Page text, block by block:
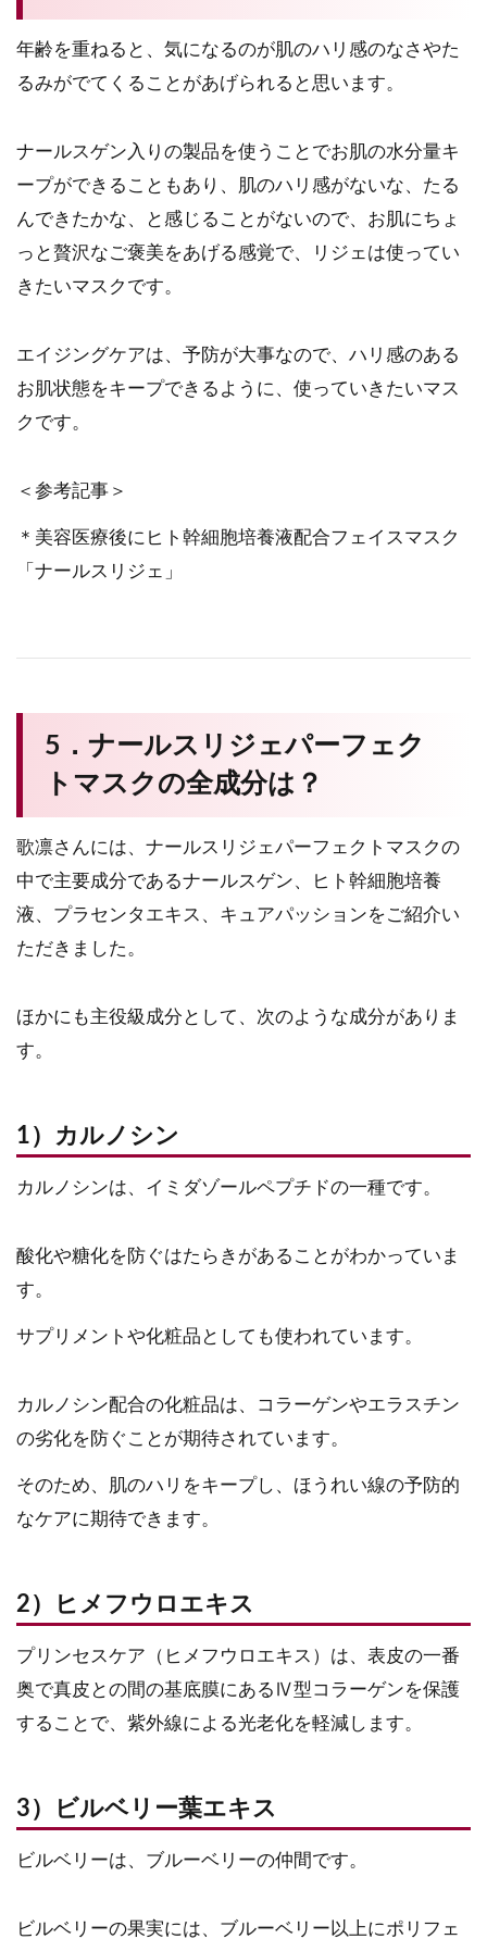
年齢を重ねると、気になるのが肌のハリ感のなさやた
るみがでてくることがあげられると思います。
ナールスゲン入りの製品を使うことでお肌の水分量キ
ープができることもあり、肌のハリ感がないな、たる
んできたかな、と感じることがないので、お肌にちょ
っと贅沢なご褒美をあげる感覚で、リジェは使ってい
きたいマスクです。
エイジングケアは、予防が大事なので、ハリ感のある
お肌状態をキープできるように、使っていきたいマス
クです。
＜参考記事＞
＊美容医療後にヒト幹細胞培養液配合フェイスマスク
「ナールスリジェ」
5．ナールスリジェパーフェク
トマスクの全成分は？
歌凛さんには、ナールスリジェパーフェクトマスクの
中で主要成分であるナールスゲン、ヒト幹細胞培養
液、プラセンタエキス、キュアパッションをご紹介い
ただきました。
ほかにも主役級成分として、次のような成分がありま
す。
1）カルノシン
カルノシンは、イミダゾールペプチドの一種です。
酸化や糖化を防ぐはたらきがあることがわかっていま
す。
サプリメントや化粧品としても使われています。
カルノシン配合の化粧品は、コラーゲンやエラスチン
の劣化を防ぐことが期待されています。
そのため、肌のハリをキープし、ほうれい線の予防的
なケアに期待できます。
2）ヒメフウロエキス
プリンセスケア（ヒメフウロエキス）は、表皮の一番
奥で真皮との間の基底膜にあるⅣ型コラーゲンを保護
することで、紫外線による光老化を軽減します。
3）ビルベリー葉エキス
ビルベリーは、ブルーベリーの仲間です。
ビルベリーの果実には、ブルーベリー以上にポリフェ